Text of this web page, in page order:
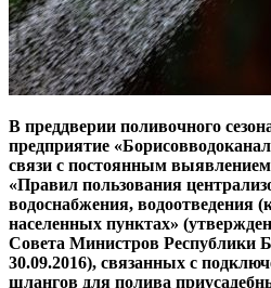
В преддверии поливочного
предприятие
связи с постоянным
«Правил пользования
водоснабжения, водоотведения
населенных пунктах»
Совета Министров Республики
30.09.2016), связанных с
шлангов для полива